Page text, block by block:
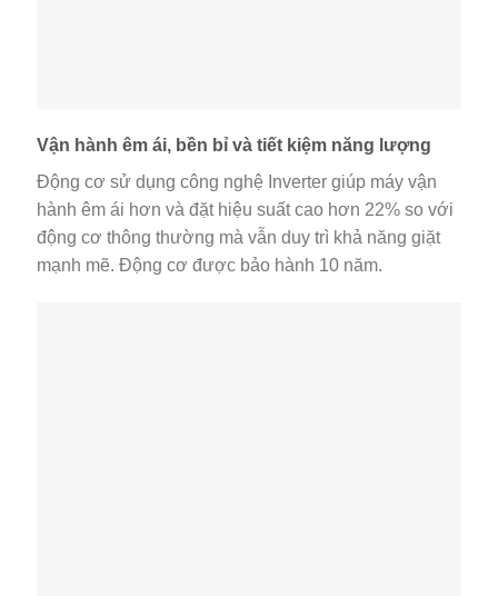
Vận hành êm ái, bền bỉ và tiết kiệm năng lượng
Động cơ sử dụng công nghệ Inverter giúp máy vận
hành êm ái hơn và đặt hiệu suất cao hơn 22% so với
động cơ thông thường mà vẫn duy trì khả năng giặt
mạnh mẽ. Động cơ được bảo hành 10 năm.